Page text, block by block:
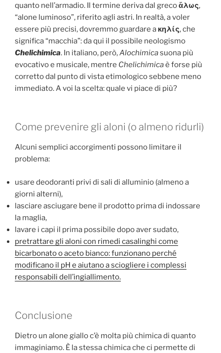
quanto nell’armadio. Il termine deriva dal grecoἅλως,
“alone luminoso”, riferito agli astri. In realtà, a voler
essere più precisi, dovremmo guardare aκηλίς, che
significa “macchia”: da qui il possibile neologismo
Chelichimica. In italiano, però,Alochimicasuona più
evocativo e musicale, mentre Chelichimicaè forse più
corretto dal punto di vista etimologico sebbene meno
immediato. A voi la scelta: quale vi piace di più?
Come prevenire gli aloni (o almeno ridurli)
Alcuni semplici accorgimenti possono limitare il
problema:
usare deodoranti privi di sali di alluminio (almeno a
giorni alterni),
lasciare asciugare bene il prodotto prima di indossare
la maglia,
lavare i capi il prima possibile dopo aver sudato,
pretrattare gli aloni con rimedi casalinghi come
bicarbonato o aceto bianco: funzionano perché
modificano il pH e aiutano a sciogliere i complessi
responsabili dell’ingiallimento.
Conclusione
Dietro un alone giallo c’è molta più chimica di quanto
immaginiamo. È la stessa chimica che ci permette di